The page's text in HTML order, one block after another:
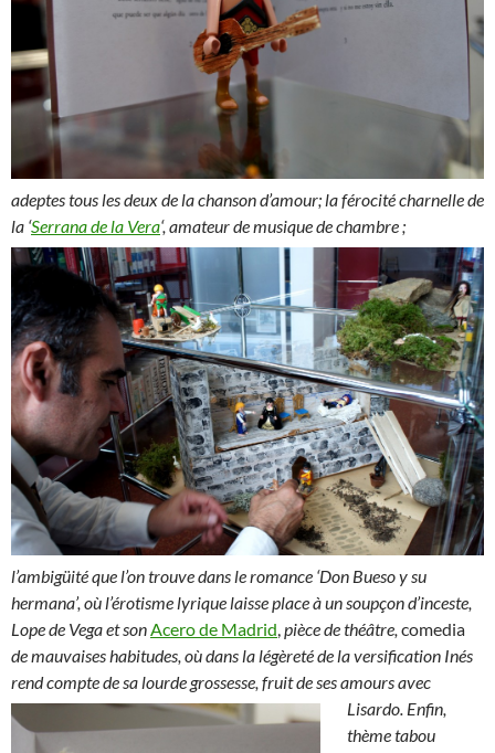
adeptes tous les deux de la chanson d’amour; la férocité charnelle de
la ‘Serrana de la Vera‘, amateur de musique de chambre ;
l’ambigüité que l’on trouve dans le romance ‘Don Bueso y su
hermana’, où l’érotisme lyrique laisse place à un soupçon d’inceste,
Lope de Vega et son Acero de Madrid pièce de théâtre, comedia
de mauvaises habitudes, où dans la légèreté de la versification Inés
rend compte de sa lourde grossesse, fruit de ses amours avec
Lisardo. Enfin,
thème tabou